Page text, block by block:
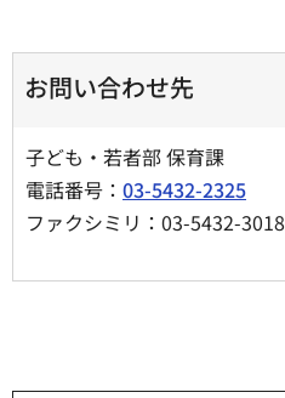
お問い合わせ先
子ども・若者部 保育課
電話番号： 03-5432-2325
ファクシミリ：03-5432-3018